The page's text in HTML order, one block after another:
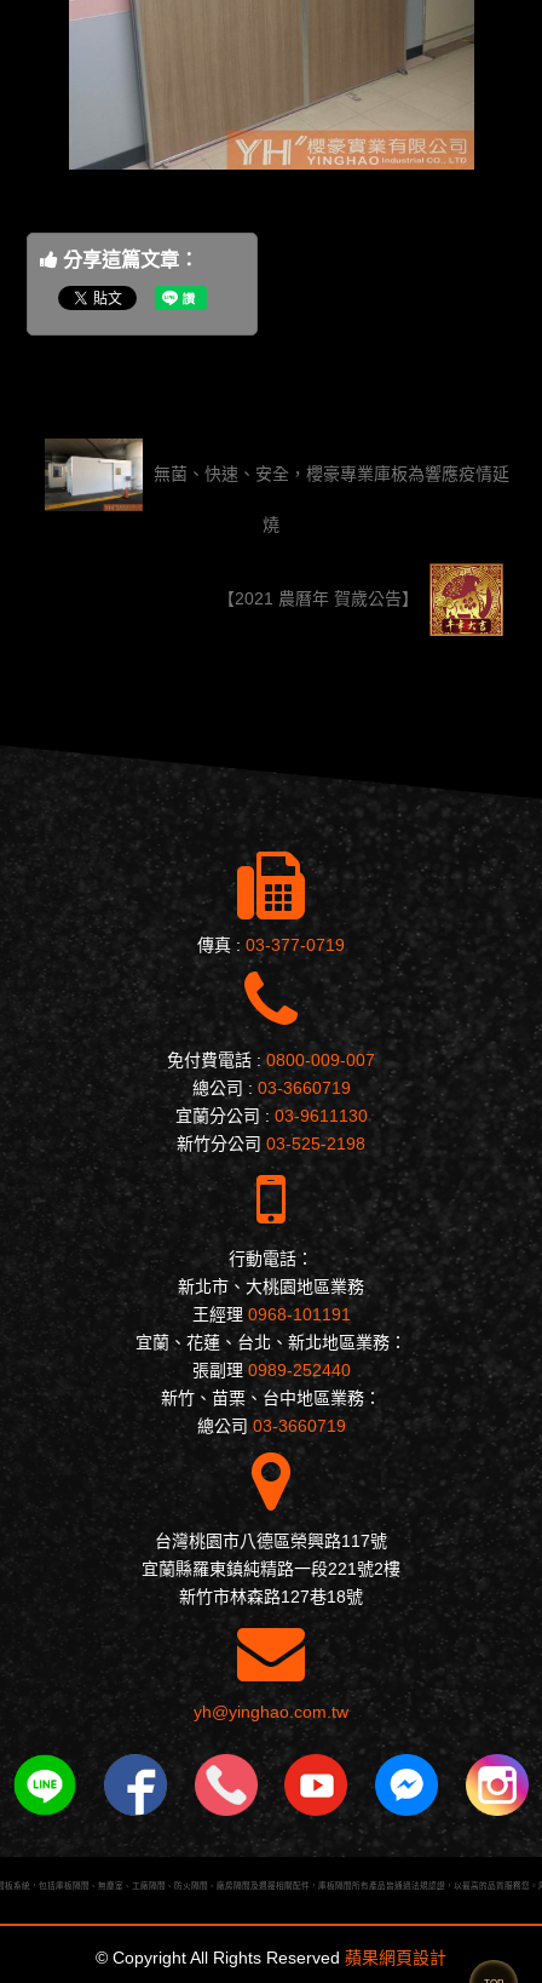
分享這篇文章：
無菌、快速、安全，櫻豪專業庫板為響應疫情延
燒
【2021 農曆年 賀歲公告】
傳真 : 03-377-0719
免付費電話 :0800-009-007
總公司 : 03-3660719
宜蘭分公司 : 03-9611130
新竹分公司 03-525-2198
行動電話：
新北市、大桃園地區業務
王經理 0968-101191
宜蘭、花蓮、台北、新北地區業務：
張副理0989-252440
新竹、苗栗、台中地區業務：
總公司 03-3660719
台灣桃園市八德區榮興路117號
宜蘭縣羅東鎮純精路一段221號2樓
新竹市林森路127巷18號
yh@yinghao.com.tw
系統，包括庫板隔間、無塵室、工廠隔間、防火隔間、廠房隔間及週邊相關配件，庫板隔間所有產品皆通過法規認證，以最高的品質服務您。
© Copyright All Rights Reserved 蘋果網頁設計